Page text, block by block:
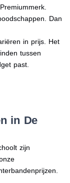
Dan
in prijs. Het
tussen
past.
in De
zijn